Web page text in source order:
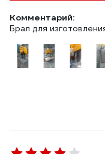
Комментарий:
Брал для